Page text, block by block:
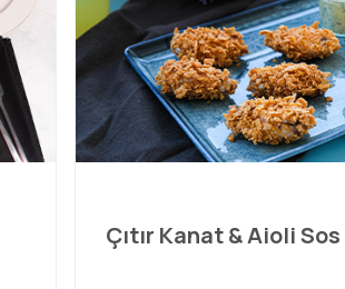
Çıtır Kanat & Aioli Sos